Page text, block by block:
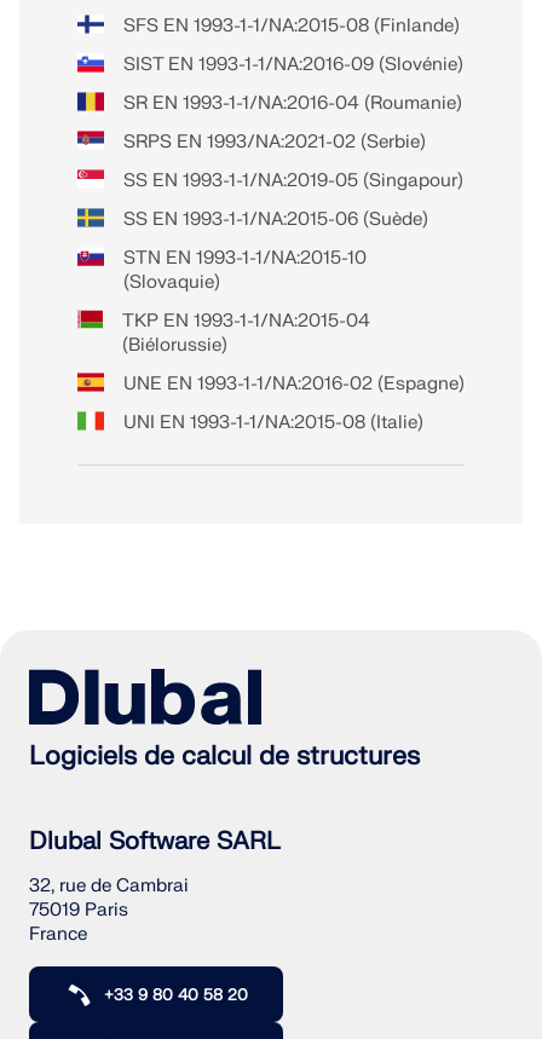
SFS EN 1993-1-1/NA:2015-08 (Finlande)
SIST EN 1993-1-1/NA:2016-09 (Slovénie)
SR EN 1993-1-1/NA:2016-04 (Roumanie)
SRPS EN 1993/NA:2021-02 (Serbie)
SS EN 1993-1-1/NA:2019-05 (Singapour)
SS EN 1993-1-1/NA:2015-06 (Suède)
STN EN 1993-1-1/NA:2015-10
(Slovaquie)
TKP EN 1993-1-1/NA:2015-04
(Biélorussie)
UNE EN 1993-1-1/NA:2016-02 (Espagne)
UNI EN 1993-1-1/NA:2015-08 (Italie)
Logiciels de calcul de structures
Dlubal Software SARL
32, rue de Cambrai
75019 Paris
France
+33 9 80 40 58 20